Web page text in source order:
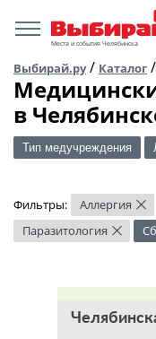
Места и события Челябинска
Выбирай.ру/ Каталог /
в
Тип медучреждения
Фильтры: Аллергия ×
Паразитология ×